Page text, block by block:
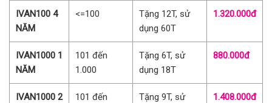
IVAN100 4
NĂM
<=100
Tặng 12T, sử
dụng 60T
1.320.000đ
IVAN1000 1
NĂM
101 đến
1.000
Tặng 6T, sử
dụng 18T
880.000đ
IVAN1000 2
101 đến
Tặng 9T, sử
1.408.000đ